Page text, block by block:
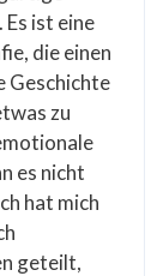
Es ist eine
die einen
Geschichte
zu
es nicht
hat mich
geteilt,